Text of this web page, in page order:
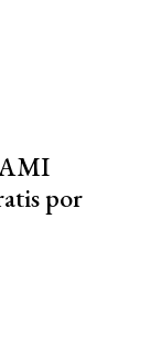
por